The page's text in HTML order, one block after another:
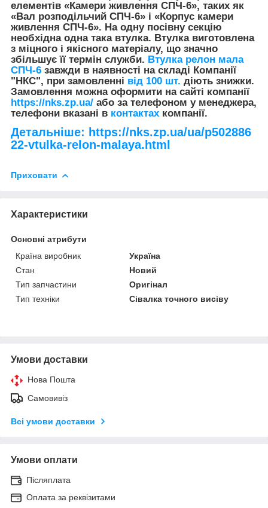
елементів «Камери живлення СПЧ-6», таких як
«Вал розподільчий СПЧ-6» і «Корпус камери
живлення СПЧ-6». На одну посівну секцію
необхідна одна така втулка. Втулка виготовлена
з міцного і якісного матеріалу, що значно
збільшує її термін служби. Втулка релон мала
СПЧ-6 завжди в наявності на складі Компанії
"НКС", при замовленні від 100 шт. діють знижки.
Замовлення можна оформити на сайті компанії
https://nks.zp.ua/ або за телефоном у менеджера,
телефони вказані в контактах компанії.
Детальніше: https://nks.zp.ua/ua/p502886
22-vtulka-relon-malaya.html
Приховати
Характеристики
Основні атрибути
Країна виробник
Україна
Стан
Новий
Тип запчастини
Оригінал
Тип техніки
Сівалка точного висіву
Умови доставки
Нова Пошта
Самовивіз
Всі умови доставки
Умови оплати
Післяплата
Оплата за реквізитами